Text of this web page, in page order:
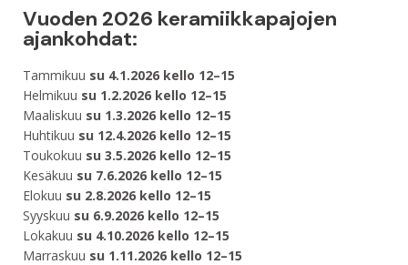
Vuoden 2026 keramiikkapajojen
ajankohdat:
Tammikuu su 4.1.2026 kello 12–15
Helmikuu su 1.2.2026 kello 12–15
Maaliskuu su 1.3.2026 kello 12–15
Huhtikuu su 12.4.2026 kello 12–15
Toukokuu su 3.5.2026 kello 12–15
Kesäkuu su 7.6.2026 kello 12–15
Elokuu su 2.8.2026 kello 12–15
Syyskuu su 6.9.2026 kello 12–15
Lokakuu su 4.10.2026 kello 12–15
Marraskuu su 1.11.2026 kello 12–15